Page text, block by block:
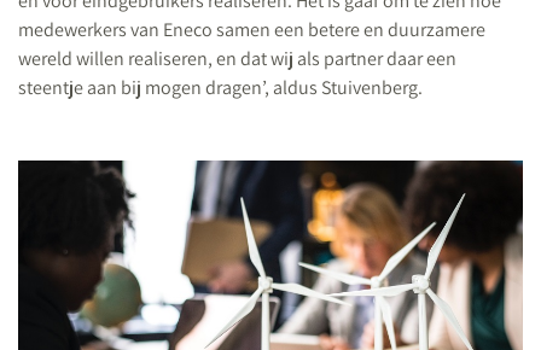
medewerkers van Eneco samen een betere en duurzamere
wereld willen realiseren, en dat wij als partner daar een
steentje aan bij mogen dragen’, aldus Stuivenberg.